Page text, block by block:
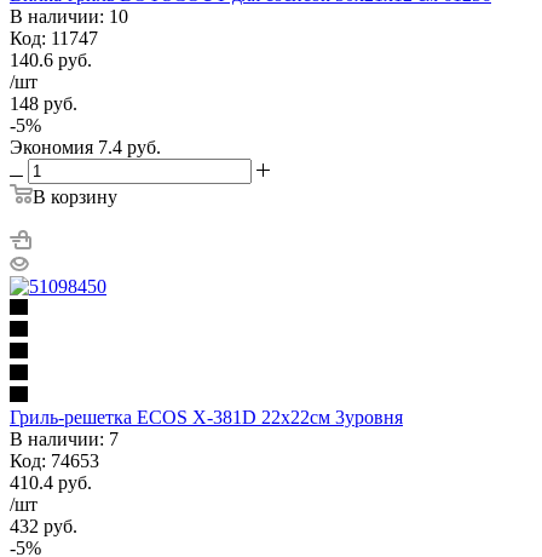
В наличии: 10
Код: 11747
140.6 руб.
/шт
148 руб.
-5%
Экономия 7.4 руб.
В корзину
Гриль-решетка ECOS Х-381D 22х22см 3уровня
В наличии: 7
Код: 74653
410.4 руб.
/шт
432 руб.
-5%